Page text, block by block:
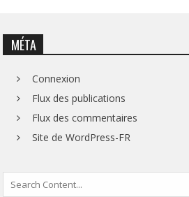
MÉTA
Connexion
Flux des publications
Flux des commentaires
Site de WordPress-FR